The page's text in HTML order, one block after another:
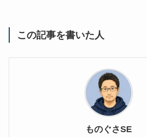
この記事を書いた人
ものぐさSE